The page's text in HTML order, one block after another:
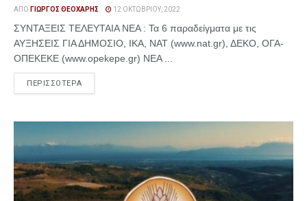
ΑΠΌ ΓΙΏΡΓΟΣ ΘΕΟΧΆΡΗΣ 12 ΟΚΤΩΒΡΊΟΥ, 2022
ΣΥΝΤΑΞΕΙΣ ΤΕΛΕΥΤΑΙΑ ΝΕΑ : Τα 6 παραδείγματα με τις
ΑΥΞΗΣΕΙΣ ΓΙΑ ΔΗΜΟΣΙΟ, ΙΚΑ, ΝΑΤ (www.nat.gr), ΔΕΚΟ, ΟΓΑ-
ΟΠΕΚΕΚΕ (www.opekepe.gr) ΝΕΑ ...
ΠΕΡΙΣΣΟΤΕΡΑ